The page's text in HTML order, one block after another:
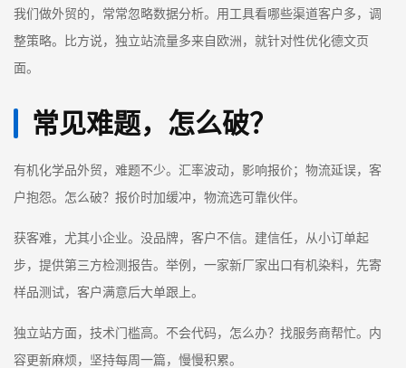
我们做外贸的，常常忽略数据分析。用工具看哪些渠道客户多，调
整策略。比方说，独立站流量多来自欧洲，就针对性优化德文页
面。
常见难题，怎么破？
有机化学品外贸，难题不少。汇率波动，影响报价；物流延误，客
户抱怨。怎么破？报价时加缓冲，物流选可靠伙伴。
获客难，尤其小企业。没品牌，客户不信。建信任，从小订单起
步，提供第三方检测报告。举例，一家新厂家出口有机染料，先寄
样品测试，客户满意后大单跟上。
独立站方面，技术门槛高。不会代码，怎么办？找服务商帮忙。内
容更新麻烦，坚持每周一篇，慢慢积累。